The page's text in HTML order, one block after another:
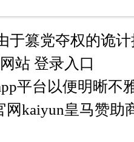
于篡党夺权的诡
站 登录入口
平台以便明晰不
kaiyun皇马赞助